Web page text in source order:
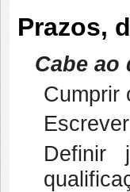
Prazos,
Cabe ao
Cumprir
Definir